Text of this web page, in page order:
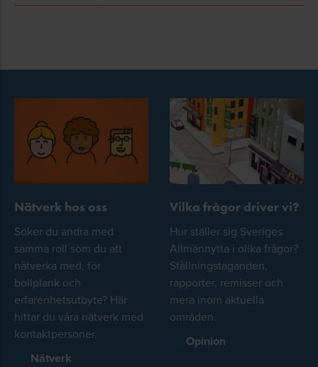
Nätverk hos oss
Söker du andra med
samma roll som du att
nätverka med, för
bollplank och
erfarenhetsutbyte? Här
hittar du våra nätverk med
kontaktpersoner.
Nätverk
Vilka frågor driver vi?
Hur ställer sig Sveriges
Allmännytta i olika frågor?
Ställningstaganden,
rapporter, remisser och
mera inom aktuella
områden.
Opinion